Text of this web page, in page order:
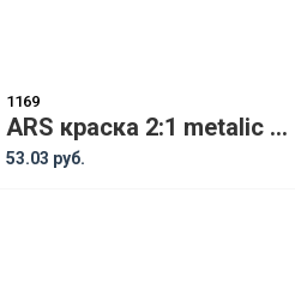
1169
ARS краска 2:1 metalic Lada 690 1L
53.03 руб.